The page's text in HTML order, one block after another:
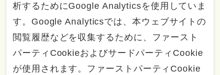
析するためにGoogle Analyticsを使用していま
す。Google Analyticsでは、本ウェブサイトの
閲覧履歴などを収集するために、ファースト
パーティCookieおよびサードパーティCookie
が使用されます。ファーストパーティCookie